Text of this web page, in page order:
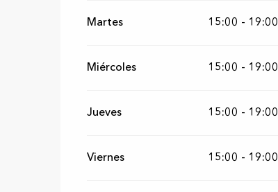
Martes 15:00 - 19:00
Miércoles 15:00 - 19:00
Jueves 15:00 - 19:00
Viernes 15:00 - 19:00